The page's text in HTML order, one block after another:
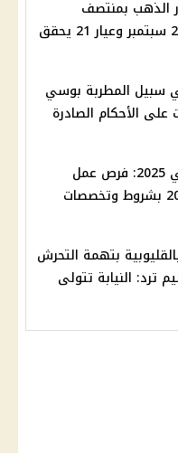
الذهب بمنتصف
التعاملات الثلاثاء 23 سبتمبر وعيار 21 يحقق
سبيل المطربة بوسي
الأحكام الصادرة
وظائف البنك الأهلي 2025: فرص عمل
لخريجي 2021 لـ 2024 بشروط وتخصصات
بتهمة التحرش
ترد: النيابة تتولى